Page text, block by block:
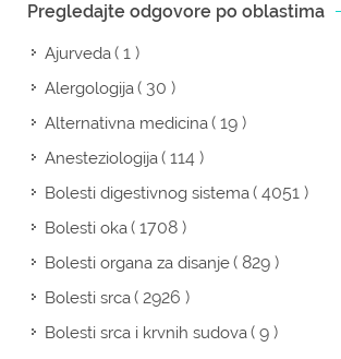
Pregledajte odgovore po oblastima
Ajurveda( 1 )
Alergologija( 30 )
Alternativna medicina( 19 )
Anesteziologija( 114 )
Bolesti digestivnog sistema( 4051 )
Bolesti oka( 1708 )
Bolesti organa za disanje( 829 )
Bolesti srca( 2926 )
Bolesti srca i krvnih sudova( 9 )